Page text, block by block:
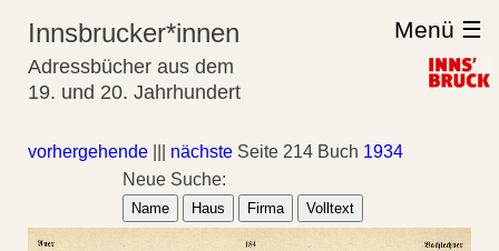
Innsbrucker*innen
Adressbücher aus dem
19. und 20. Jahrhundert
Menü ☰
vorhergehende nächste Seite 214 Buch 1934
Neue Suche:
Name Haus Firma Volltext